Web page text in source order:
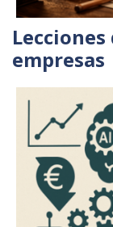
empresas